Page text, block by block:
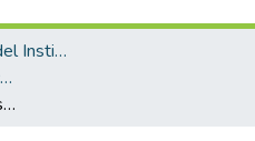
Portal de Revistas del Instituto Tecnológico de Costa Rica
Revista Digital: Matemática, Educación e Internet
Arquímedes: su vida, obras y aportes a la matemática moderna